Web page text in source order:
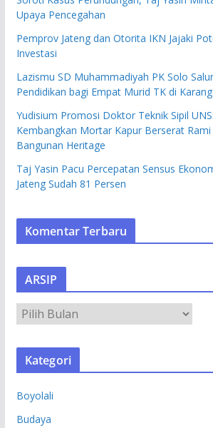
Upaya Pencegahan
Pemprov Jateng dan Otorita IKN Jajaki
Investasi
Lazismu SD Muhammadiyah PK Solo
Pendidikan bagi Empat Murid TK di
Yudisium Promosi Doktor Teknik Sipil
Kembangkan Mortar Kapur Berserat
Bangunan Heritage
Taj Yasin Pacu Percepatan Sensus
Jateng Sudah 81 Persen
Komentar Terbaru
ARSIP
R
S
Kategori
Boyolali
Budaya